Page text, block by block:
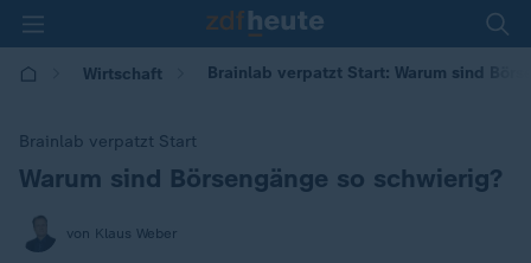
Wirtschaft Brainlab verpatzt Start: Warum sind
Brainlab verpatzt Start
:
Warum sind Börsengänge so schwierig?
von Klaus Weber